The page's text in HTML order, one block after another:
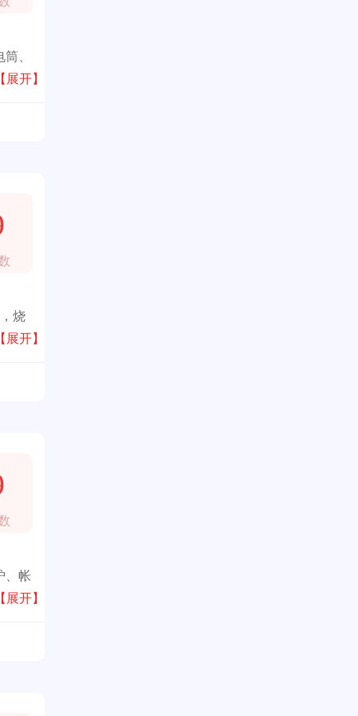
、
念，
【展开】
烧
创新
【展开】
、帐
品受
【展开】